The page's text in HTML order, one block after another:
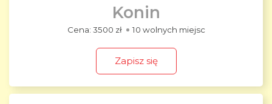
Konin
3500 zł 10 wolnych miejsc
Zapisz się